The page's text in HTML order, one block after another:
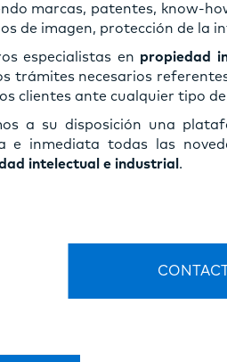
marcas, patentes, know-
de imagen, protección de la
especialistas en propiedad
trámites necesarios
clientes ante cualquier tipo
a su disposición una
e inmediata todas las
intelectual e industrial .